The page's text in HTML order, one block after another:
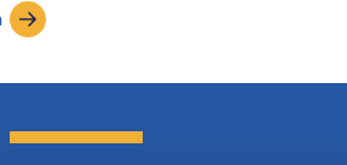
som profilbilleder til at forbløffe